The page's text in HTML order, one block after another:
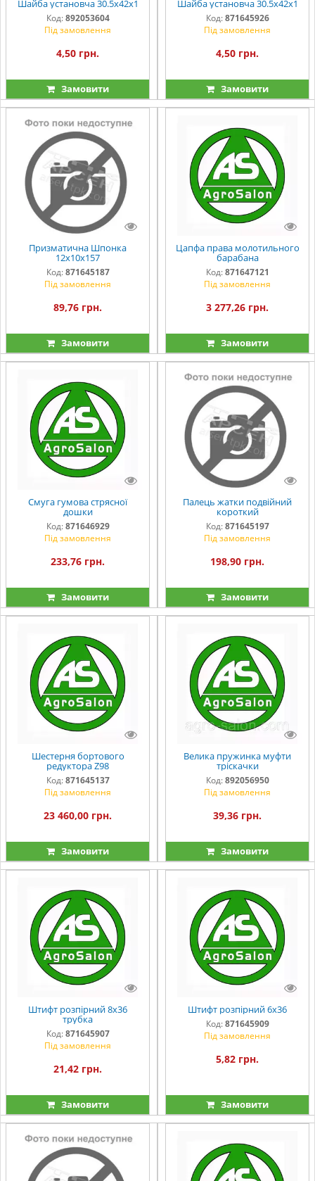
Шайба установча 30.5х42х1
Код: 892053604
Під замовлення
4,50 грн.
Замовити
Шайба установча 30.5х42х1
Код: 871645926
Під замовлення
4,50 грн.
Замовити
Призматична Шпонка
12х10х157
Код: 871645187
Під замовлення
89,76 грн.
Замовити
Цапфа права молотильного
барабана
Код: 871647121
Під замовлення
3 277,26 грн.
Замовити
Смуга гумова стрясної
дошки
Код: 871646929
Під замовлення
233,76 грн.
Замовити
Палець жатки подвійний
короткий
Код: 871645197
Під замовлення
198,90 грн.
Замовити
Шестерня бортового
редуктора Z98
Код: 871645137
Під замовлення
23 460,00 грн.
Замовити
Велика пружинка муфти
тріскачки
Код: 892056950
Під замовлення
39,36 грн.
Замовити
Штифт розпірний 8х36
трубка
Код: 871645907
Під замовлення
21,42 грн.
Замовити
Штифт розпірний 6х36
Код: 871645909
Під замовлення
5,82 грн.
Замовити